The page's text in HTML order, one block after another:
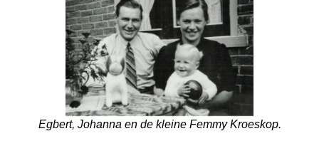
Egbert, Johanna en de kleine Femmy Kroeskop.